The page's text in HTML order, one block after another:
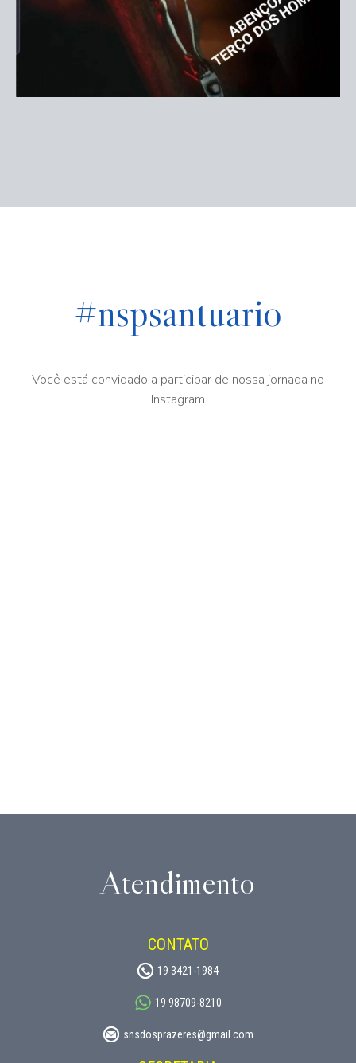
#nspsantuario
Você está convidado a participar de nossa jornada no
Instagram
Atendimento
CONTATO
19 3421-1984
19 98709-8210
snsdosprazeres@gmail.com